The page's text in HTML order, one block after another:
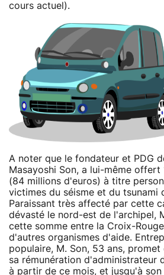
cours actuel).
A noter que le fondateur et PDG
Masayoshi Son, a lui-même offert
(84 millions d'euros) à titre
victimes du séisme et du tsunami
Paraissant très affecté par cette
dévasté le nord-est de l'archipel,
cette somme entre la Croix-
d'autres organismes d'aide.
populaire, M. Son, 53 ans,
sa rémunération d'administrateur
à partir de ce mois, et jusqu'à